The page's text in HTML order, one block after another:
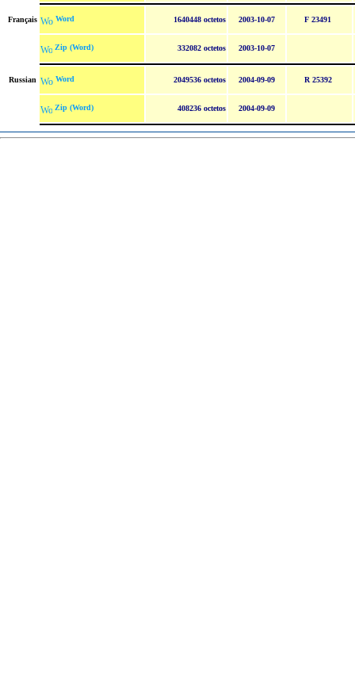
Français Word 1640448 octetos 2003-10-07 F 23491
Zip (Word) 332082 octetos 2003-10-07
Russian Word 2049536 octetos 2004-09-09 R 25392
Zip (Word) 408236 octetos 2004-09-09